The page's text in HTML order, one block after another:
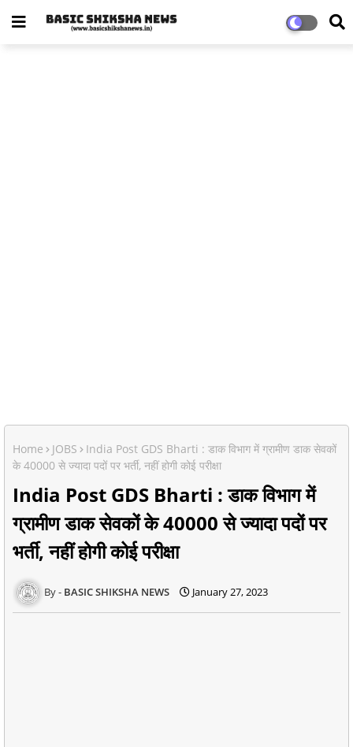
Home JOBS
India Post GDS Bharti : डाक विभाग में ग्रामीण डाक सेवकों
के 40000 से ज्यादा पदों पर भर्ती, नहीं होगी कोई परीक्षा
India Post GDS Bharti : डाक विभाग में
ग्रामीण डाक सेवकों के 40000 से ज्यादा पदों पर
भर्ती, नहीं होगी कोई परीक्षा
BASIC SHIKSHA NEWS January 27, 2023